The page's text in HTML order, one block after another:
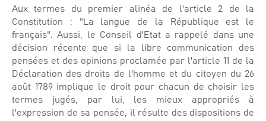
Aux termes du premier alinéa de l'article 2 de la
Constitution : "La langue de la République est le
français". Aussi, le Conseil d'Etat a rappelé dans une
décision récente que si la libre communication des
pensées et des opinions proclamée par l'article 11 de la
Déclaration des droits de l'homme et du citoyen du 26
août 1789 implique le droit pour chacun de choisir les
termes jugés, par lui, les mieux appropriés à
l'expression de sa pensée, il résulte des dispositions de